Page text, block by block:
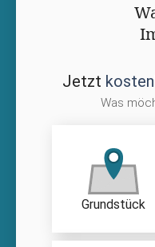
Jetzt
Was
Grundstück